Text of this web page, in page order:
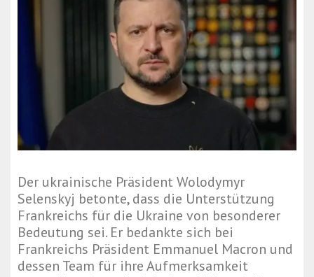
Der ukrainische Präsident Wolodymyr
Selenskyj betonte, dass die Unterstützung
Frankreichs für die Ukraine von besonderer
Bedeutung sei. Er bedankte sich bei
Frankreichs Präsident Emmanuel Macron und
dessen Team für ihre Aufmerksamkeit